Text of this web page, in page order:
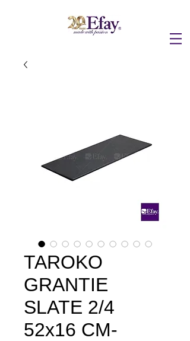
TAROKO
GRANTIE
SLATE 2/4
52x16 CM-